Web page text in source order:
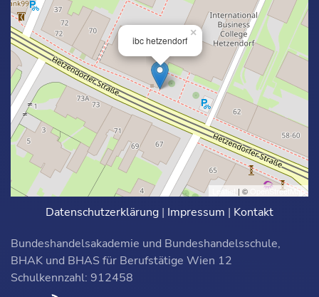
ibc hetzendorf
×
Leaflet | © OpenStreetMap
Datenschutzerklärung | Impressum | Kontakt
Bundeshandelsakademie und Bundeshandelsschule,
BHAK und BHAS für Berufstätige Wien 12
Schulkennzahl: 912458